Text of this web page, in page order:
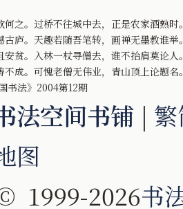
何之。过桥不往城中去，正是农家酒熟时
古庐。天趣若随吾笔转，画禅无墨教谁举
安贫。入林一杖寻僧去，谁不抬肩莫论人
不成。可愧老僧无伟业，青山顶上论题名
书法》2004第12期
法空间书铺 |
图
1999-2026书